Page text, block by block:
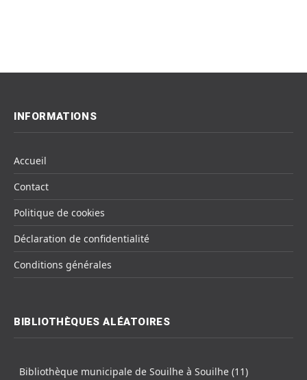
INFORMATIONS
Accueil
Contact
Politique de cookies
Déclaration de confidentialité
Conditions générales
BIBLIOTHÈQUES ALÉATOIRES
Bibliothèque municipale de Souilhe à Souilhe (11)